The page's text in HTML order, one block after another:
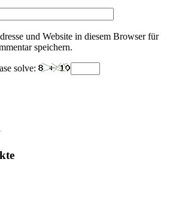
und Website in diesem Browser für
speichern.
solve: